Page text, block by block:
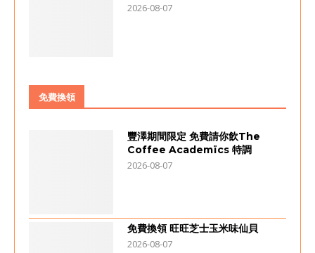
2026-08-07
免費換領
豐澤期間限定 免費請你飲The
Coffee Academïcs 特調
2026-08-07
免費換領 旺旺芝士玉米味仙貝
2026-08-07